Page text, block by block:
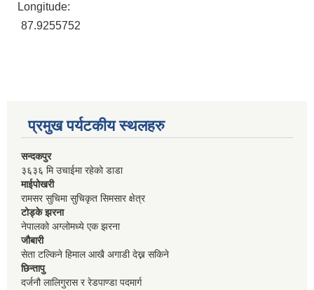
Longitude:
87.9255752
प्रमुख पर्यटकीय स्थलहरु
सन्दकपुर
३६३६ मि उचाईमा रहेको डाडा
माईपोखरी
रामसर सुचिमा सुचिकृत सिमसार क्षेत्र
टोड्के झरना
नेपालको अग्लोमध्ये एक झरना
जौबारी
सेता टल्किने हिमाल आखै अगाडी देख्न सकिने
छिन्तापु
दर्जनौ लालिगुरास र रेडपाण्डा पदमार्ग